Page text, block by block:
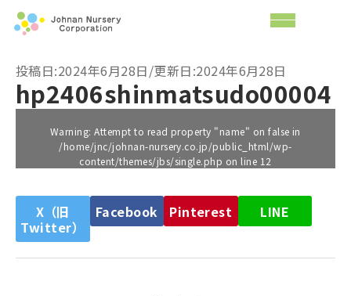
投稿日:2024年6月28日/更新日:2024年6月28日
hp2406shinmatsudo00004
Warning: Attempt to read property "name" on false in
/home/jnc/johnan-nursery.co.jp/public_html/wp-
content/themes/jbs/single.php on line 12
X（旧
Twitter）
Facebook Pinterest LINE